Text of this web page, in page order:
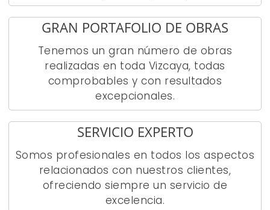
GRAN PORTAFOLIO DE OBRAS
Tenemos un gran número de obras
realizadas en toda Vizcaya, todas
comprobables y con resultados
excepcionales.
SERVICIO EXPERTO
Somos profesionales en todos los aspectos
relacionados con nuestros clientes,
ofreciendo siempre un servicio de
excelencia.